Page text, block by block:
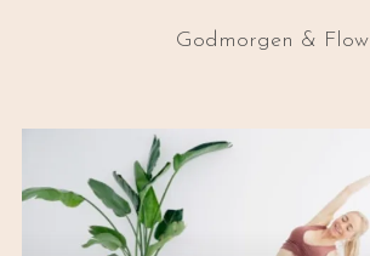
Godmorgen & Flow